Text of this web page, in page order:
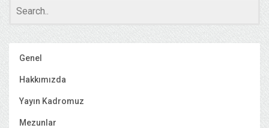
Genel
Hakkımızda
Yayın Kadromuz
Mezunlar